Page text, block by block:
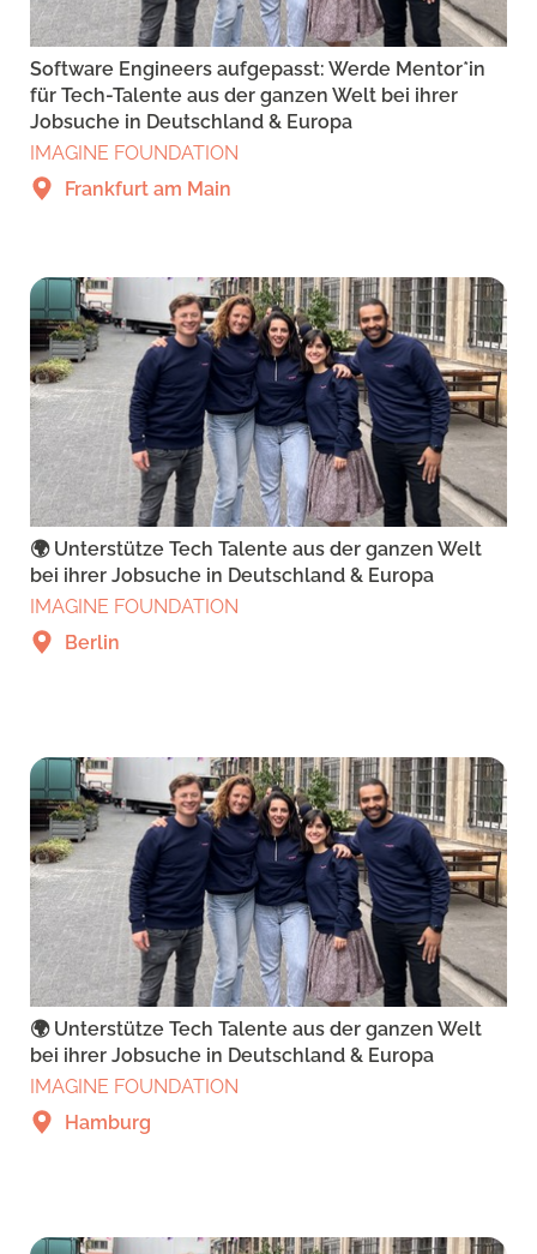
Software Engineers aufgepasst: Werde Mentor*in
für Tech-Talente aus der ganzen Welt bei ihrer
Jobsuche in Deutschland & Europa
IMAGINE FOUNDATION
Frankfurt am Main
🌍 Unterstütze Tech Talente aus der ganzen Welt
bei ihrer Jobsuche in Deutschland & Europa
IMAGINE FOUNDATION
Berlin
🌍 Unterstütze Tech Talente aus der ganzen Welt
bei ihrer Jobsuche in Deutschland & Europa
IMAGINE FOUNDATION
Hamburg